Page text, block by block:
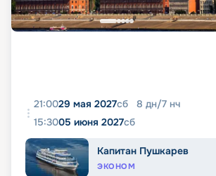
21:0029 мая 2027сб 8 дн/7 нч
15:3005 июня 2027сб
Капитан Пушкарев
ЭКОНОМ